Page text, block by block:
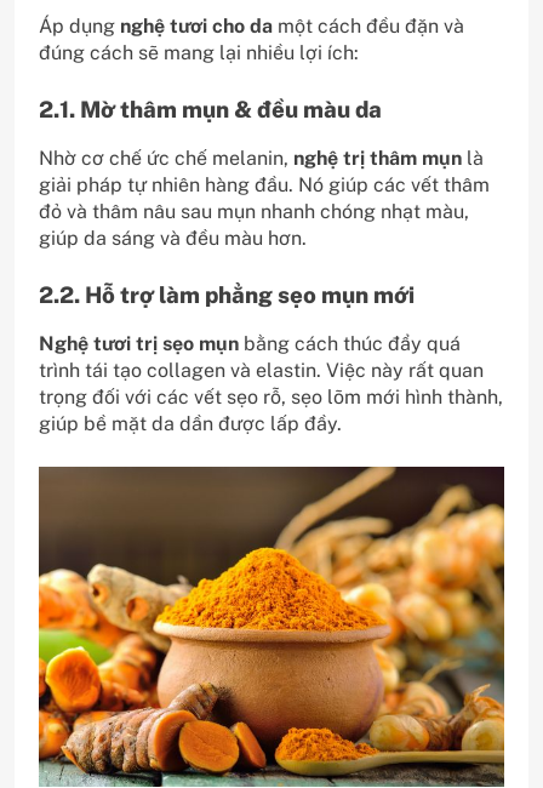
Áp dụng nghệ tươi cho da một cách đều đặn và
đúng cách sẽ mang lại nhiều lợi ích:
2.1. Mờ thâm mụn & đều màu da
Nhờ cơ chế ức chế melanin, nghệ trị thâm mụn là
giải pháp tự nhiên hàng đầu. Nó giúp các vết thâm
đỏ và thâm nâu sau mụn nhanh chóng nhạt màu,
giúp da sáng và đều màu hơn.
2.2. Hỗ trợ làm phẳng sẹo mụn mới
Nghệ tươi trị sẹo mụn bằng cách thúc đẩy quá
trình tái tạo collagen và elastin. Việc này rất quan
trọng đối với các vết sẹo rỗ, sẹo lõm mới hình thành,
giúp bề mặt da dần được lấp đầy.